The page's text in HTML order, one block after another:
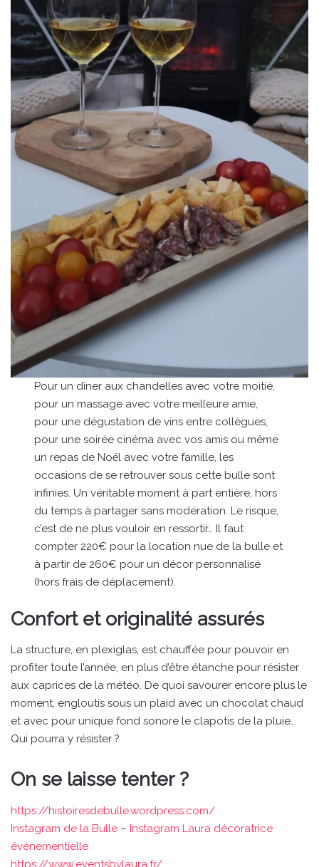
Pour un dîner aux chandelles avec votre moitié,
pour un massage avec votre meilleure amie,
pour une dégustation de vins entre collègues,
pour une soirée cinéma avec vos amis ou même
un repas de Noël avec votre famille, les
occasions de se retrouver sous cette bulle sont
infinies. Un véritable moment à part entière, hors
du temps à partager sans modération. Le risque,
c’est de ne plus vouloir en ressortir… Il faut
compter 220€ pour la location nue de la bulle et
à partir de 260€ pour un décor personnalisé
(hors frais de déplacement).
Confort et originalité assurés
La structure, en plexiglas, est chauffée pour pouvoir en
profiter toute l’année, en plus d’être étanche pour résister
aux caprices de la météo. De quoi savourer encore plus le
moment, engloutis sous un plaid avec un chocolat chaud
et avec pour unique fond sonore le clapotis de la pluie…
Qui pourra y résister ?
On se laisse tenter ?
https://histoiresdebulle.wordpress.com/
Instagram de la Bulle – Instagram Laura décoratrice
événementielle
https://www.eventsbylaura.fr/